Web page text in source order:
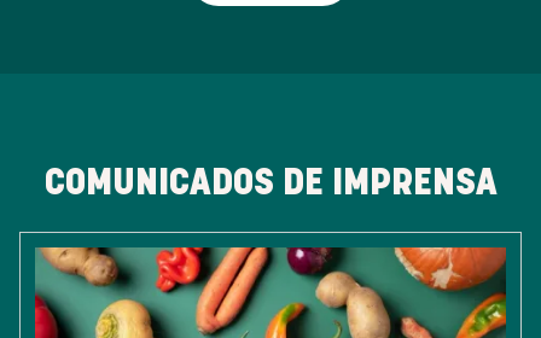
COMUNICADOS DE IMPRENSA